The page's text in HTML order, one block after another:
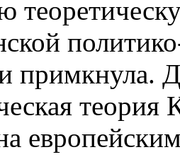
примкнула.
теория